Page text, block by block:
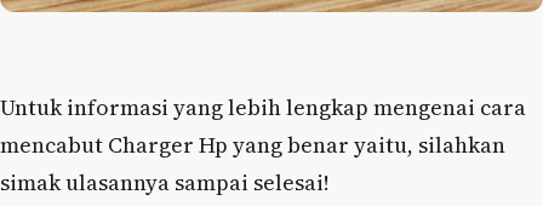
Untuk informasi yang lebih lengkap mengenai cara
mencabut Charger Hp yang benar yaitu, silahkan
simak ulasannya sampai selesai!